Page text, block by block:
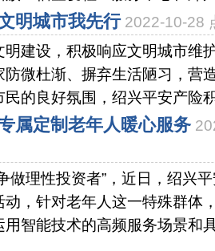
明城市我先行 2022-10-28
明建设，积极响应文明城市维
防微杜渐、摒弃生活陋习，营
的良好氛围，绍兴平安产险
属定制老年人暖心服务
做理性投资者”，近日，绍兴
动，针对老年人这一特殊群体
智能技术的高频服务场景和